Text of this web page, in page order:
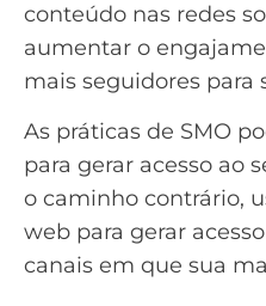
conteúdo nas redes
aumentar o
mais seguidores para
As práticas de SMO
para gerar acesso ao
o caminho contrário,
web para gerar
canais em que sua